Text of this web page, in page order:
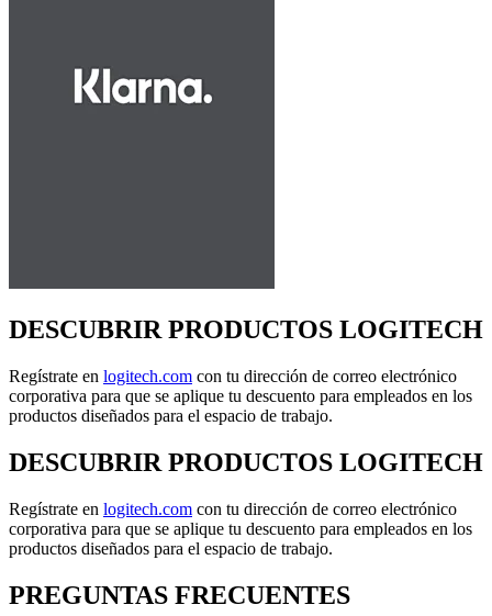
DESCUBRIR PRODUCTOS LOGITECH
Regístrate en logitech.com con tu dirección de correo electrónico
corporativa para que se aplique tu descuento para empleados en los
productos diseñados para el espacio de trabajo.
DESCUBRIR PRODUCTOS LOGITECH
Regístrate en logitech.com con tu dirección de correo electrónico
corporativa para que se aplique tu descuento para empleados en los
productos diseñados para el espacio de trabajo.
PREGUNTAS FRECUENTES